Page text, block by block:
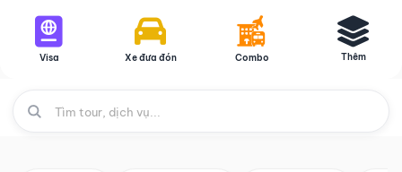
Visa Xe đưa đón Combo Thêm